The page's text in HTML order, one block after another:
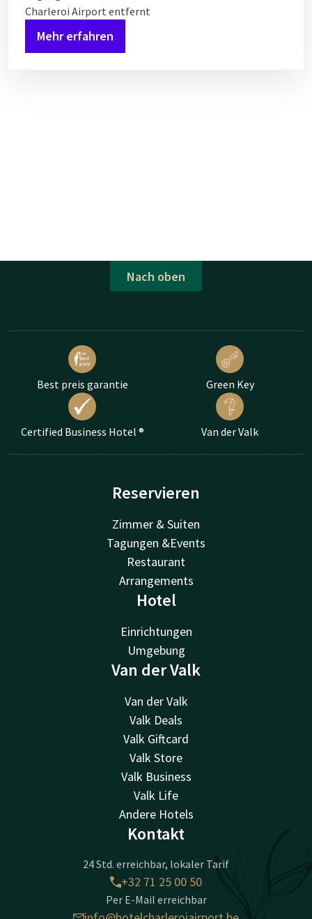
Charleroi Airport entfernt
Mehr erfahren
Nach oben
Best preis garantie Green Key
Certified Business Hotel ® Van der Valk
Reservieren
Zimmer & Suiten
Tagungen &Events
Restaurant
Arrangements
Hotel
Einrichtungen
Umgebung
Van der Valk
Van der Valk
Valk Deals
Valk Giftcard
Valk Store
Valk Business
Valk Life
Andere Hotels
Kontakt
24 Std. erreichbar, lokaler Tarif
+32 71 25 00 50
Per E-Mail erreichbar